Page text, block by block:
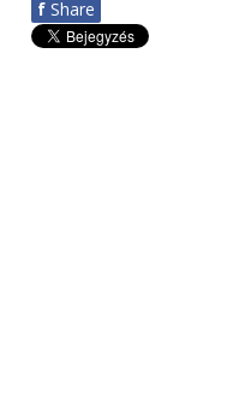
f Share